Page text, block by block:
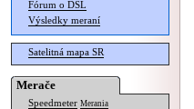
Fórum o DSL
Výsledky meraní
Satelitná mapa SR
Merače
Speedmeter Merania